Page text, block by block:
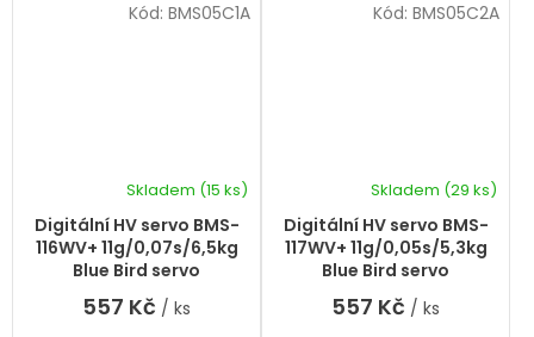
Digitální HV servo BMS-
116WV+ 11g/0,07s/6,5kg
Blue Bird servo
Skladem (15 ks)
557 Kč / ks
Kód: BMS05C1A
Digitální HV servo BMS-
117WV+ 11g/0,05s/5,3kg
Blue Bird servo
Skladem (29 ks)
557 Kč / ks
Kód: BMS05C2A